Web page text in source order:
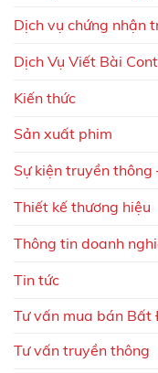
Dịch vụ chứng nhận
Dịch Vụ Viết Bài
Kiến thức
Sản xuất phim
Sự kiện truyền thông
Thiết kế thương hiệu
Thông tin doanh
Tin tức
Tư vấn mua bán Bất
Tư vấn truyền thông